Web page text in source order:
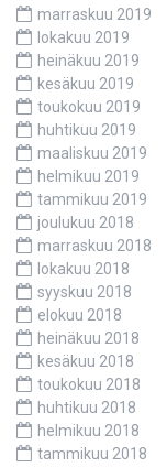
marraskuu 2019
lokakuu 2019
heinäkuu 2019
kesäkuu 2019
toukokuu 2019
huhtikuu 2019
maaliskuu 2019
helmikuu 2019
tammikuu 2019
joulukuu 2018
marraskuu 2018
lokakuu 2018
syyskuu 2018
elokuu 2018
heinäkuu 2018
kesäkuu 2018
toukokuu 2018
huhtikuu 2018
helmikuu 2018
tammikuu 2018